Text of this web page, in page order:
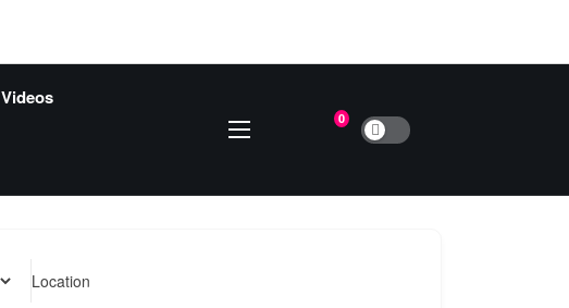
Videos
0
Location